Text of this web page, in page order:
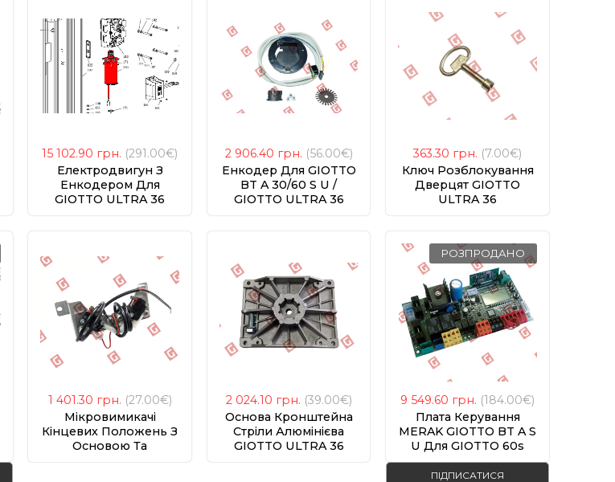
15 102.90 грн. (291.00€)
Електродвигун З
Енкодером Для
GIOTTO ULTRA 36
2 906.40 грн. (56.00€)
Енкодер Для GIOTTO
BT A 30/60 S U /
GIOTTO ULTRA 36
363.30 грн. (7.00€)
Ключ Розблокування
Дверцят GIOTTO
ULTRA 36
1 401.30 грн. (27.00€)
Мікровимикачі
Кінцевих Положень З
Основою Та
2 024.10 грн. (39.00€)
Основа Кронштейна
Стріли Алюмінієва
GIOTTO ULTRA 36
РОЗПРОДАНО
9 549.60 грн. (184.00€)
Плата Керування
MERAK GIOTTO BT A S
U Для GIOTTO 60s
ПІДПИСАТИСЯ